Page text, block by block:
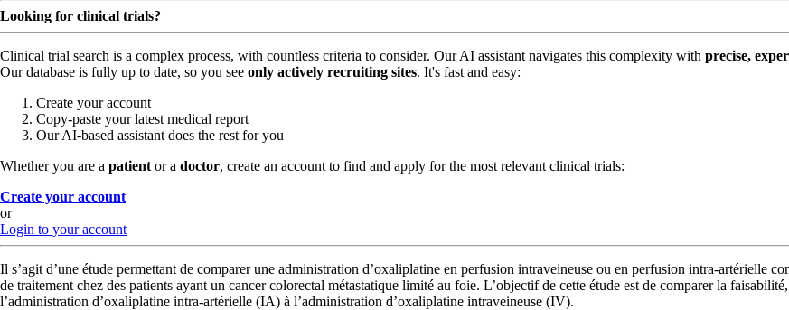
Looking for clinical trials?
Clinical trial search is a complex process, with countless criteria to consider. Our AI assistant navigates this complexity with precise,
Our database is fully up to date, so you see only actively recruiting sites. It's fast and easy:
Create your account
Copy-paste your latest medical report
Our AI-based assistant does the rest for you
Whether you are a patient or a doctor, create an account to find and apply for the most relevant clinical trials:
Create your account
or
Login to your account
Il s’agit d’une étude permettant de comparer une administration d’oxaliplatine en perfusion intraveineuse ou en perfusion intra-artérielle
de traitement chez des patients ayant un cancer colorectal métastatique limité au foie. L’objectif de cette étude est de comparer la
l’administration d’oxaliplatine intra-artérielle (IA) à l’administration d’oxaliplatine intraveineuse (IV).